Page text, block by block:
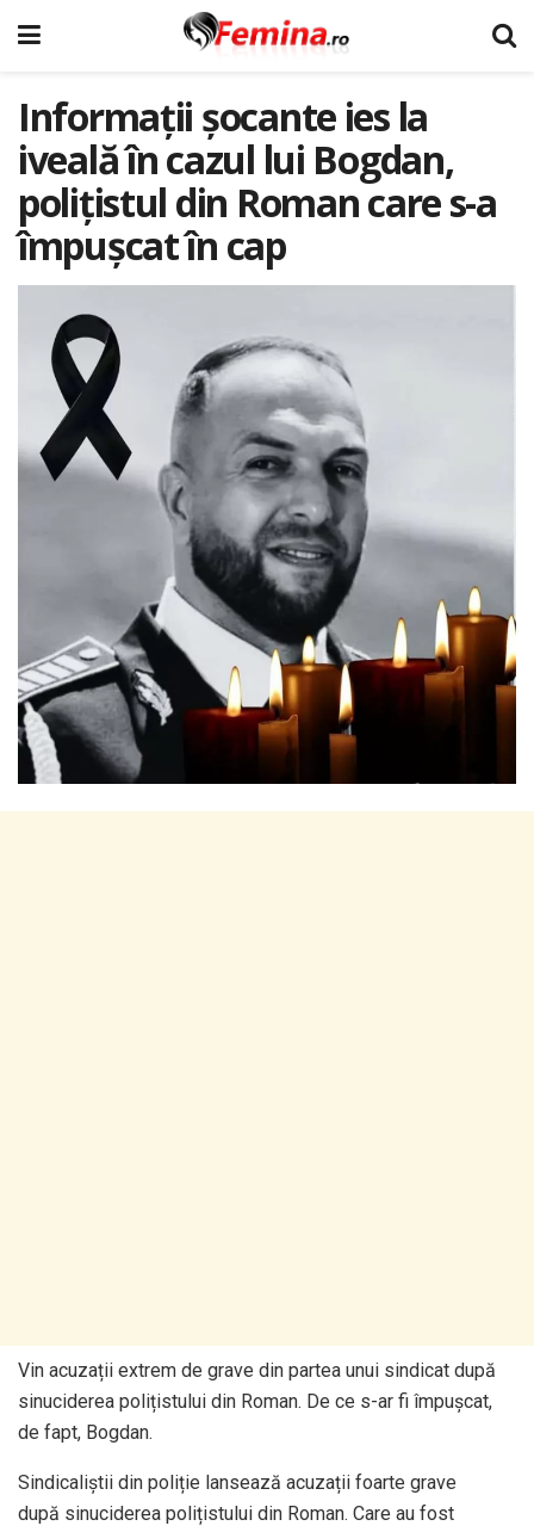
Informații șocante ies la
iveală în cazul lui Bogdan,
polițistul din Roman care s-a
împușcat în cap
Vin acuzații extrem de grave din partea unui sindicat după
sinuciderea polițistului din Roman. De ce s-ar fi împușcat,
de fapt, Bogdan.
Sindicaliștii din poliție lansează acuzații foarte grave
după sinuciderea polițistului din Roman. Care au fost